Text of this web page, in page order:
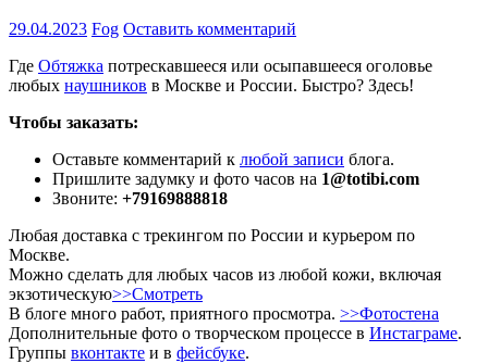
29.04.2023 Fog Оставить комментарий
Где Обтяжка потрескавшееся или осыпавшееся оголовье
любых наушников в Москве и России. Быстро? Здесь!
Чтобы заказать:
Оставьте комментарий к любой записи блога.
Пришлите задумку и фото часов на 1@totibi.com
Звоните: +79169888818
Любая доставка с трекингом по России и курьером по
Москве.
Можно сделать для любых часов из любой кожи, включая
экзотическую>>Смотреть
В блоге много работ, приятного просмотра. >>Фотостена
Дополнительные фото о творческом процессе в Инстаграме.
Группы вконтакте и в фейсбуке.